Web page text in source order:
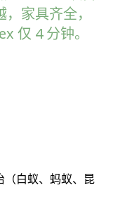
家具齐全，
仅 4 分钟。
（白蚁、蚂蚁、昆